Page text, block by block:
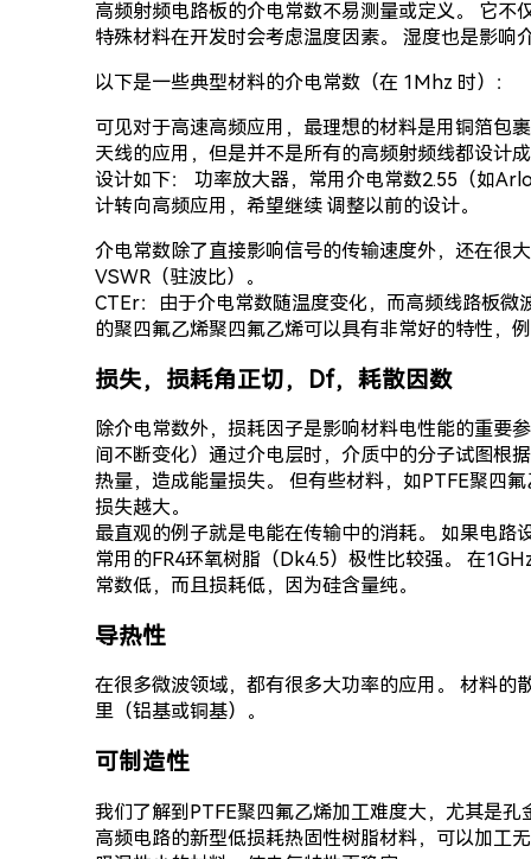
高频射频电路板的介电常数不易测量或定义。 它不
特殊材料在开发时会考虑温度因素。 湿度也是影
以下是一些典型材料的介电常数（在 1Mhz 时）：
可见对于高速高频应用，最理想的材料是用铜箔包
天线的应用，但是并不是所有的高频射频线都设计
设计如下： 功率放大器，常用介电常数2.55（如
计转向高频应用，希望继续 调整以前的设计。
介电常数除了直接影响信号的传输速度外，还在很
VSWR（驻波比）。
CTEr：由于介电常数随温度变化，而高频线路板
的聚四氟乙烯聚四氟乙烯可以具有非常好的特性，
损失，损耗角正切，Df，耗散因数
除介电常数外，损耗因子是影响材料电性能的重要
间不断变化）通过介电层时，介质中的分子试图根
热量，造成能量损失。 但有些材料，如PTFE聚四
损失越大。
最直观的例子就是电能在传输中的消耗。 如果电
常用的FR4环氧树脂（Dk4.5）极性比较强。 在
常数低，而且损耗低，因为硅含量纯。
导热性
在很多微波领域，都有很多大功率的应用。 材料的
里（铝基或铜基）。
可制造性
我们了解到PTFE聚四氟乙烯加工难度大，尤其是
高频电路的新型低损耗热固性树脂材料，可以加工